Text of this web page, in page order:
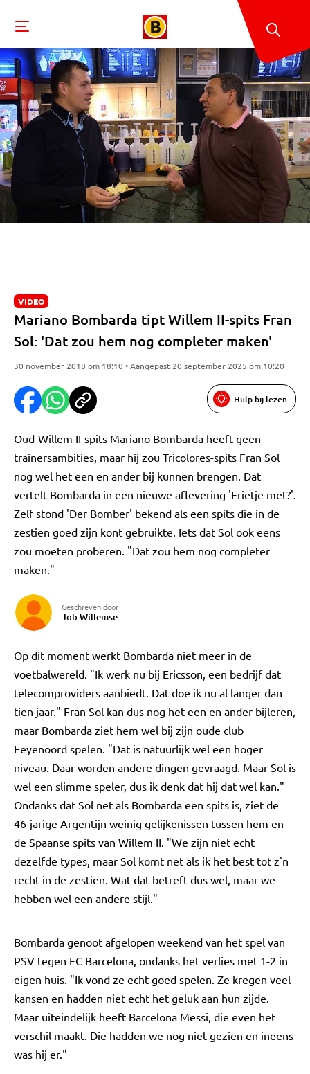
VIDEO
Mariano Bombarda tipt Willem II-spits Fran
Sol: 'Dat zou hem nog completer maken'
30 november 2018 om 18:10 • Aangepast 20 september 2025 om 10:20
Hulp bij lezen
Oud-Willem II-spits Mariano Bombarda heeft geen
trainersambities, maar hij zou Tricolores-spits Fran Sol
nog wel het een en ander bij kunnen brengen. Dat
vertelt Bombarda in een nieuwe aflevering 'Frietje met?'.
Zelf stond 'Der Bomber' bekend als een spits die in de
zestien goed zijn kont gebruikte. Iets dat Sol ook eens
zou moeten proberen. "Dat zou hem nog completer
maken."
Geschreven door
Job Willemse
Op dit moment werkt Bombarda niet meer in de
voetbalwereld. "Ik werk nu bij Ericsson, een bedrijf dat
telecomproviders aanbiedt. Dat doe ik nu al langer dan
tien jaar." Fran Sol kan dus nog het een en ander bijleren,
maar Bombarda ziet hem wel bij zijn oude club
Feyenoord spelen. "Dat is natuurlijk wel een hoger
niveau. Daar worden andere dingen gevraagd. Maar Sol is
wel een slimme speler, dus ik denk dat hij dat wel kan."
Ondanks dat Sol net als Bombarda een spits is, ziet de
46-jarige Argentijn weinig gelijkenissen tussen hem en
de Spaanse spits van Willem II. "We zijn niet echt
dezelfde types, maar Sol komt net als ik het best tot z'n
recht in de zestien. Wat dat betreft dus wel, maar we
hebben wel een andere stijl."
Bombarda genoot afgelopen weekend van het spel van
PSV tegen FC Barcelona, ondanks het verlies met 1-2 in
eigen huis. "Ik vond ze echt goed spelen. Ze kregen veel
kansen en hadden niet echt het geluk aan hun zijde.
Maar uiteindelijk heeft Barcelona Messi, die even het
verschil maakt. Die hadden we nog niet gezien en ineens
was hij er."